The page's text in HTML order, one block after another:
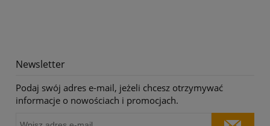
Newsletter
Podaj swój adres e-mail, jeżeli chcesz otrzymywać
informacje o nowościach i promocjach.